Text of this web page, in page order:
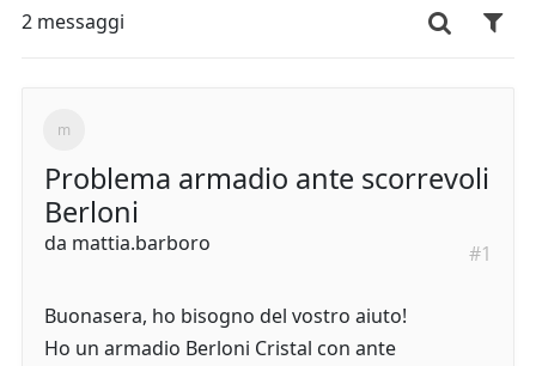
2 messaggi
Problema armadio ante scorrevoli
Berloni
#1
da mattia.barboro
Buonasera, ho bisogno del vostro aiuto!
Ho un armadio Berloni Cristal con ante